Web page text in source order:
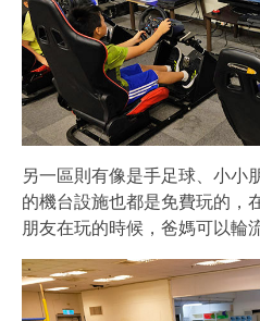
另一區則有像是手足球、小小
的機台設施也都是免費玩的，
朋友在玩的時候，爸媽可以輪